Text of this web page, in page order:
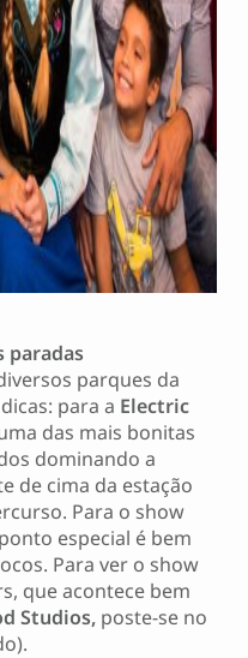
paradas
parques da
para a Electric
das mais bonitas
dominando a
de cima da estação
Para o show
especial é bem
Para ver o show
que acontece bem
Studios,poste-se no